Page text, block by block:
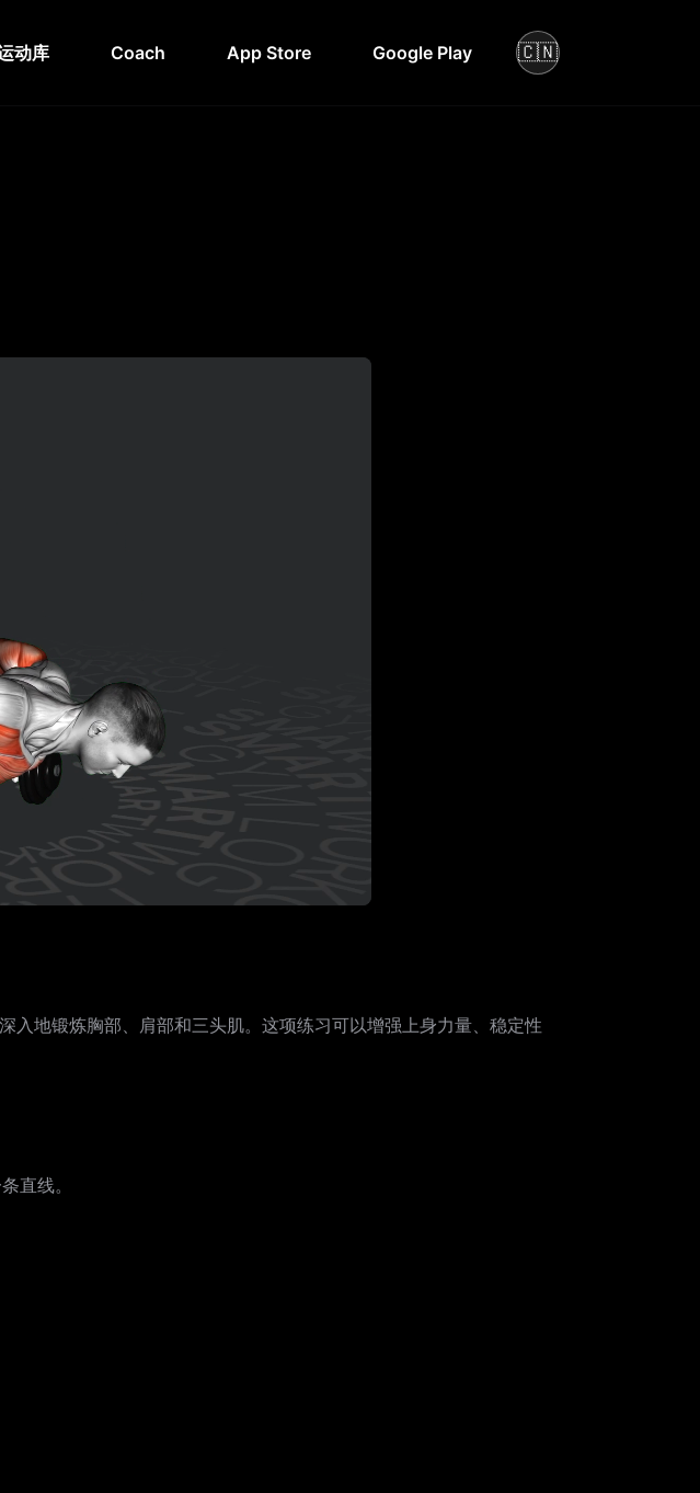
动库 Coach App Store Google Play 🇨🇳
地锻炼胸部、肩部和三头肌。这项练习可以增强上身力量、稳定性
直线。